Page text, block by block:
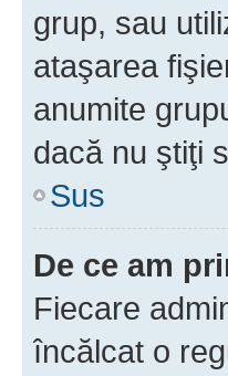
grup, sau
ataşarea
anumite
dacă nu ştiţi
Sus
De ce am
Fiecare
încălcat o